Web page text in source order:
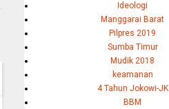
Ideologi
Manggarai Barat
Pilpres 2019
Sumba Timur
Mudik 2018
keamanan
4 Tahun Jokowi-JK
BBM